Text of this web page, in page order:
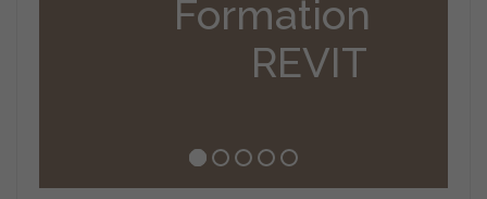
Formation
REVIT